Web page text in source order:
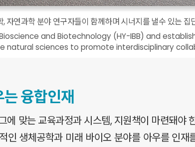
연과학 분야 연구자들이 함께하며 시너지를 낼수 있는 집
and Biotechnology (HY-IBB) and
natural sciences to promote interdisciplinary
융합인재
에 맞는 교육과정과 시스템, 지원책이 마련돼
인 생체공학과 미래 바이오 분야를 아우를 인